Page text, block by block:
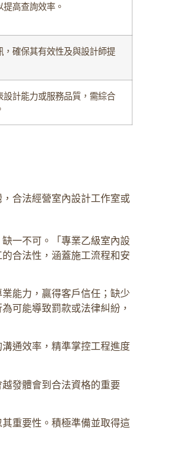
高查詢效率。
，確保其有效性及與設計師提
設計能力或服務品質，需綜合
合法經營室內設計工作室或
一不可。「專業乙級室內設
合法性，涵蓋施工流程和安
能力，贏得客戶信任；缺少
可能導致罰款或法律糾紛，
通效率，精準掌控工程進度
發體會到合法資格的重要
重要性。積極準備並取得這